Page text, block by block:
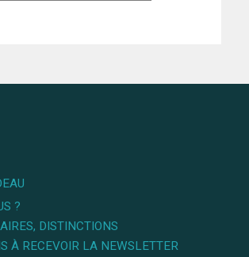
?
DISTINCTIONS
À RECEVOIR LA NEWSLETTER